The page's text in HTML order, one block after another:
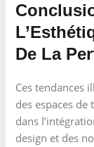
De La
Ces tendances
des espaces
dans
design et des